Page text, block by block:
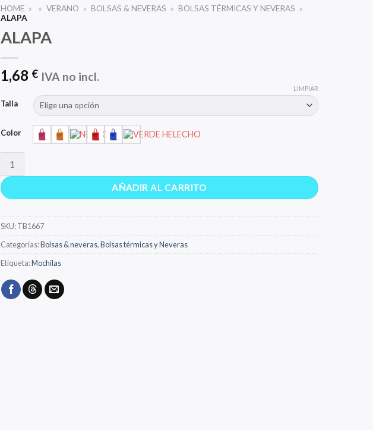
HOME » » VERANO » BOLSAS & NEVERAS » BOLSAS TÉRMICAS Y NEVERAS »
ALAPA
ALAPA
1,68 € IVA no incl.
Talla
Color
LIMPIAR
AÑADIR AL CARRITO
SKU:TB1667
Categorías:Bolsas & neveras,Bolsas térmicas y Neveras
Etiqueta:Mochilas